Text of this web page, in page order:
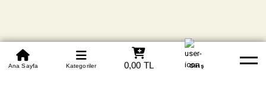
0850 305 09 70
Beden Tablosu Banka Hesapları Whatsapp Yardım
Ana Sayfa Kategoriler 0,00 TL Giriş